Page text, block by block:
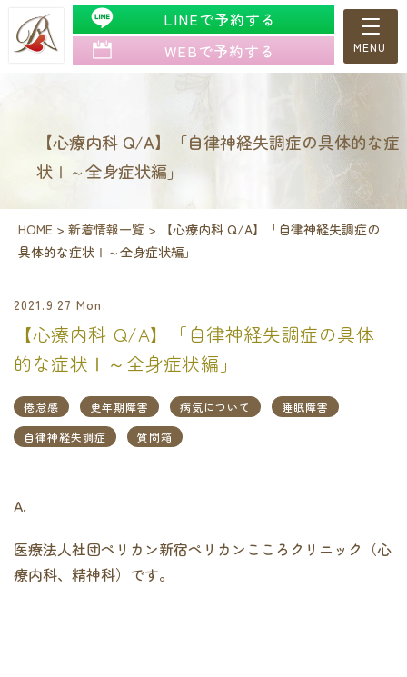
LINEで予約する
WEBで予約する
【心療内科 Q/A】「自律神経失調症の具体的な症
状Ⅰ～全身症状編」
HOME > 新着情報一覧 >
【心療内科 Q/A】「自律神経失調症の
具体的な症状Ⅰ～全身症状編」
2021.9.27 Mon.
【心療内科 Q/A】「自律神経失調症の具体
的な症状Ⅰ～全身症状編」
倦怠感 更年期障害 病気について
睡眠障害
自律神経失調症
質問箱
A.
医療法人社団ペリカン新宿ペリカンこころクリニック（心
療内科、精神科）です。